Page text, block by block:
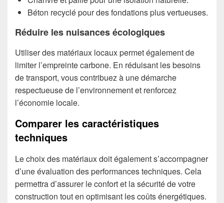
Béton recyclé pour des fondations plus vertueuses.
Réduire les nuisances écologiques
Utiliser des matériaux locaux permet également de
limiter l’empreinte carbone. En réduisant les besoins
de transport, vous contribuez à une démarche
respectueuse de l’environnement et renforcez
l’économie locale.
Comparer les caractéristiques
techniques
Le choix des matériaux doit également s’accompagner
d’une évaluation des performances techniques. Cela
permettra d’assurer le confort et la sécurité de votre
construction tout en optimisant les coûts énergétiques.